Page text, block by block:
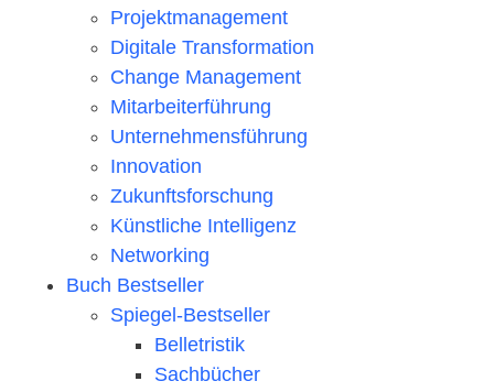
Projektmanagement
Digitale Transformation
Change Management
Mitarbeiterführung
Unternehmensführung
Innovation
Zukunftsforschung
Künstliche Intelligenz
Networking
Buch Bestseller
Spiegel-Bestseller
Belletristik
Sachbücher